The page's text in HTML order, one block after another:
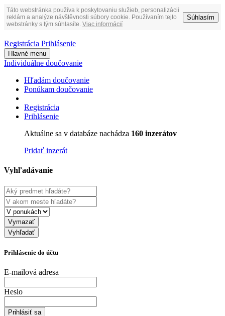
Táto webstránka používa k poskytovaniu služieb, personalizácii
reklám a analýze návštěvnosti súbory cookie. Používaním tejto
webstránky s tým súhlasíte. Viac informácií
Súhlasím
Registrácia Prihlásenie
Hlavné menu
Individuálne doučovanie
Hľadám doučovanie
Ponúkam doučovanie
Registrácia
Prihlásenie
Aktuálne sa v databáze nachádza 160 inzerátov
Pridať inzerát
Vyhľadávanie
Vymazať
Vyhľadať
Prihlásenie do účtu
E-mailová adresa
Heslo
Prihlásiť sa